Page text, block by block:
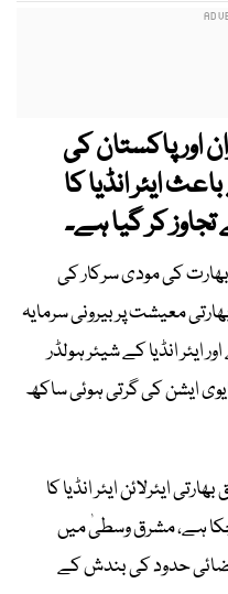
اور پاکستان کی
ایئر انڈیا کا
کی مودی سرکار کی
معیشت پر بیرونی سرمایہ
ایئر انڈیا کے شیئر ہولڈر
ایوی ایشن کی گرتی ہوئی ساکھ
ایئرلائن ایئر انڈیا کا
کر چکا ہے، مشرق وسطیٰ میں
حدود کی بندش کے